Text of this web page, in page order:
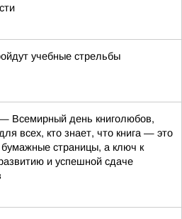
учебные стрельбы
— Всемирный день книголюбов,
всех, кто знает, что книга — это
бумажные страницы, а ключ к
и успешной сдаче